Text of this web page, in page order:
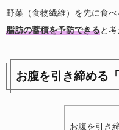
野菜（食物繊維）を先に食
脂肪の蓄積を予防できると考
お腹を引き締める「
お腹を引き